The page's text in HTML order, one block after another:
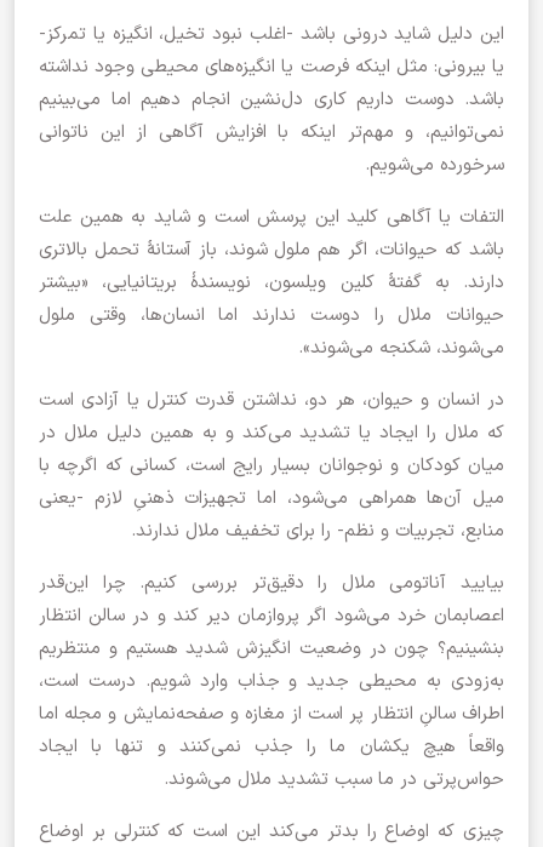
این دلیل شاید درونی باشد -اغلب نبود تخیل، انگیزه یا تمرکز-
یا بیرونی: مثل اینکه فرصت یا انگیزه‌های محیطی وجود نداشته
باشد. دوست داریم کاری دل‌نشین انجام دهیم اما می‌بینیم
نمی‌توانیم، و مهم‌تر اینکه با افزایش آگاهی از این ناتوانی
سرخورده می‌شویم.
التفات یا آگاهی کلید این پرسش است و شاید به همین علت
باشد که حیوانات، اگر هم ملول شوند،‌ باز آستانۀ تحمل بالاتری
دارند. به گفتۀ کلین ویلسون،‌ نویسندۀ بریتانیایی،‌ «بیشتر
حیوانات ملال را دوست ندارند اما انسان‌ها، وقتی ملول
می‌شوند، شکنجه می‌شوند».
در انسان و حیوان، هر دو،‌ نداشتن قدرت کنترل یا آزادی است
که ملال را ایجاد یا تشدید می‌کند و به همین دلیل ملال در
میان کودکان و نوجوانان بسیار رایج است، کسانی که اگرچه با
میل آن‌ها همراهی می‌شود، اما تجهیزات ذهنیِ لازم -یعنی
منابع، تجربیات و نظم- را برای تخفیف ملال ندارند.
بیایید آناتومی ملال را دقیق‌تر بررسی کنیم. چرا این‌قدر
اعصابمان خرد می‌شود اگر پروازمان دیر کند و در سالن انتظار
بنشینیم؟ چون در وضعیت انگیزش شدید هستیم و منتظریم
به‌زودی به محیطی جدید و جذاب وارد شویم. درست است،
اطراف سالنِ انتظار پر است از مغازه و صفحه‌نمایش و مجله اما
واقعاً هیچ یکشان ما را جذب نمی‌کنند و تنها با ایجاد
حواس‌پرتی در ما سبب تشدید ملال می‌شوند.
چیزی که اوضاع را بدتر می‌کند این است که کنترلی بر اوضاع